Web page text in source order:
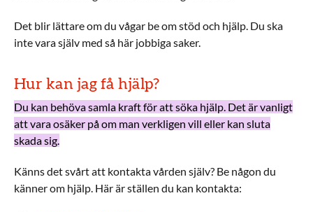
Det blir lättare om du vågar be om stöd och hjälp. Du ska
inte vara själv med så här jobbiga saker.
Hur kan jag få hjälp?
Du kan behöva samla kraft för att söka hjälp. Det är vanligt
att vara osäker på om man verkligen vill eller kan sluta
skada sig.
Känns det svårt att kontakta vården själv? Be någon du
känner om hjälp. Här är ställen du kan kontakta: